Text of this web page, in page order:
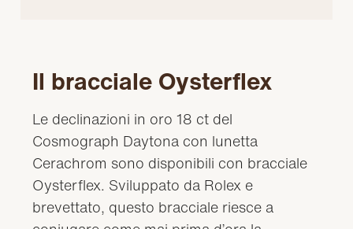
Il bracciale Oysterflex
Le declinazioni in oro 18 ct del
Cosmograph Daytona con lunetta
Cerachrom sono disponibili con bracciale
Oysterflex. Sviluppato da Rolex e
brevettato, questo bracciale riesce a